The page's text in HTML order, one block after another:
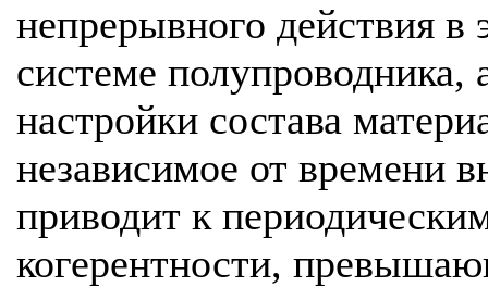
непрерывного действия в
системе
настройки состава
независимое от времени
приводит к
когерентности,